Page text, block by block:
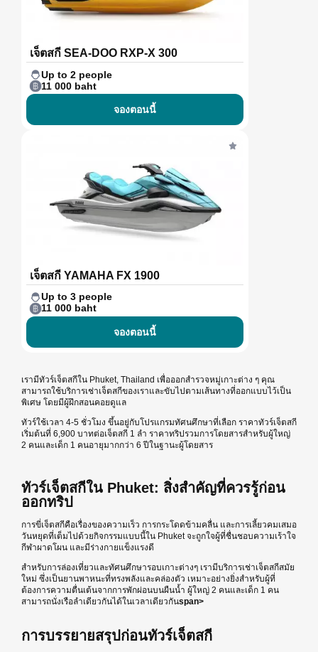
เจ็ตสกี SEA-DOO RXP-X 300
Up to 2 people
11 000 baht
จองตอนนี้
เจ็ตสกี YAMAHA FX 1900
Up to 3 people
11 000 baht
จองตอนนี้
เรามีทัวร์เจ็ตสกีใน Phuket, Thailand เพื่อออกสำรวจหมู่เกาะต่าง ๆ คุณ
สามารถใช้บริการเช่าเจ็ตสกีของเราและขับไปตามเส้นทางที่ออกแบบไว้เป็น
พิเศษ โดยมีผู้ฝึกสอนคอยดูแล
ทัวร์ใช้เวลา 4-5 ชั่วโมง ขึ้นอยู่กับโปรแกรมทัศนศึกษาที่เลือก ราคาทัวร์เจ็ตสกี
เริ่มต้นที่ 6,900 บาทต่อเจ็ตสกี 1 ลำ ราคาทริปรวมการโดยสารสำหรับผู้ใหญ่
2 คนและเด็ก 1 คนอายุมากกว่า 6 ปีในฐานะผู้โดยสาร
ทัวร์เจ็ตสกีใน Phuket: สิ่งสำคัญที่ควรรู้ก่อน
ออกทริป
การขี่เจ็ตสกีคือเรื่องของความเร็ว การกระโดดข้ามคลื่น และการเลี้ยวคมเสมอ
วันหยุดที่เต็มไปด้วยกิจกรรมแบบนี้ใน Phuket จะถูกใจผู้ที่ชื่นชอบความเร้าใจ
กีฬาผาดโผน และมีร่างกายแข็งแรงดี
สำหรับการล่องเที่ยวและทัศนศึกษารอบเกาะต่างๆ เรามีบริการเช่าเจ็ตสกีสมัย
ใหม่ ซึ่งเป็นยานพาหนะที่ทรงพลังและคล่องตัว เหมาะอย่างยิ่งสำหรับผู้ที่
ต้องการความตื่นเต้นจากการพักผ่อนบนผืนน้ำ ผู้ใหญ่ 2 คนและเด็ก 1 คน
สามารถนั่งเรือลำเดียวกันได้ในเวลาเดียวกันspan>
การบรรยายสรุปก่อนทัวร์เจ็ตสกี